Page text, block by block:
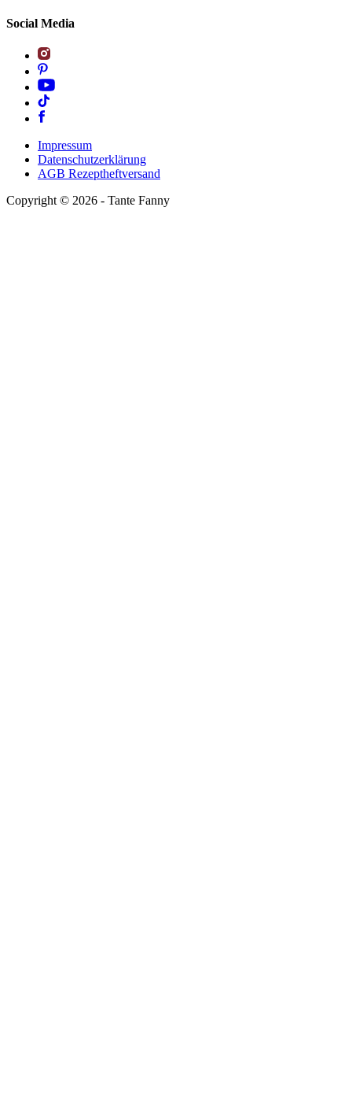
Social Media
Impressum
Datenschutzerklärung
AGB Rezeptheftversand
Copyright © 2026 - Tante Fanny